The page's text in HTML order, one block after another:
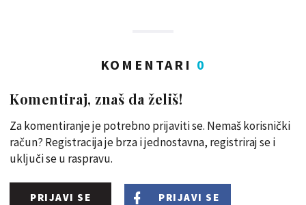
KOMENTARI 0
Komentiraj, znaš da želiš!
Za komentiranje je potrebno prijaviti se. Nemaš korisnički
račun? Registracija je brza i jednostavna, registriraj se i
uključi se u raspravu.
PRIJAVI SE PRIJAVI SE